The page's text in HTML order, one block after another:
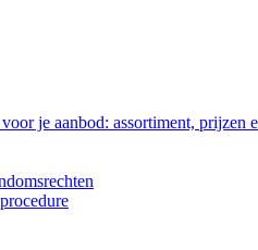
je aanbod: assortiment, prijzen